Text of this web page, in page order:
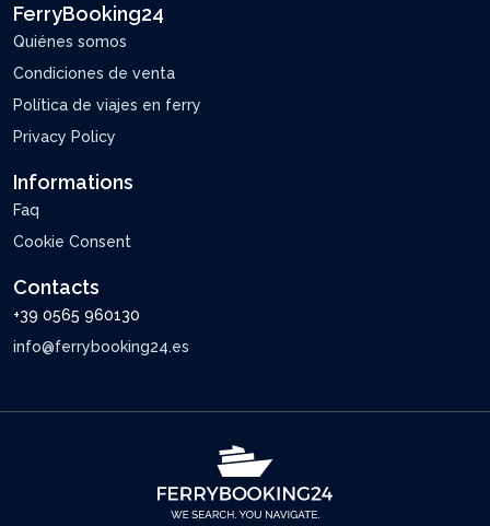
FerryBooking24
Quiénes somos
Condiciones de venta
Política de viajes en ferry
Privacy Policy
Informations
Faq
Cookie Consent
Contacts
+39 0565 960130
info@ferrybooking24.es